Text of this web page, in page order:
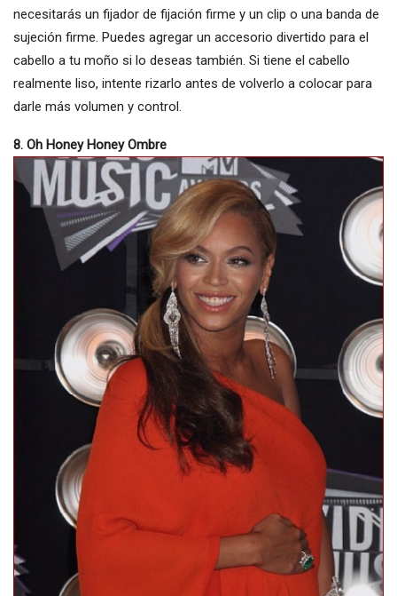
necesitarás un fijador de fijación firme y un clip o una banda de
sujeción firme. Puedes agregar un accesorio divertido para el
cabello a tu moño si lo deseas también. Si tiene el cabello
realmente liso, intente rizarlo antes de volverlo a colocar para
darle más volumen y control.
8. Oh Honey Honey Ombre